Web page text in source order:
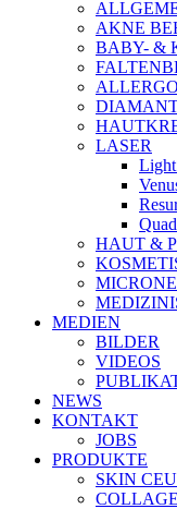
AKNE
BABY- &
LASER
HAUT &
MEDIEN
BILDER
VIDEOS
NEWS
KONTAKT
JOBS
PRODUKTE
SKIN